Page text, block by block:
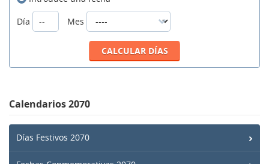
Día
Mes
Calendarios 2070
Días Festivos 2070